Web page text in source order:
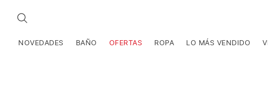
BUSCAR
NOVEDADES BAÑO OFERTAS ROPA LO MÁS VENDIDO